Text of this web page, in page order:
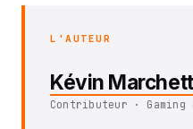
L'AUTEUR
Kévin
Contributeur · Gaming